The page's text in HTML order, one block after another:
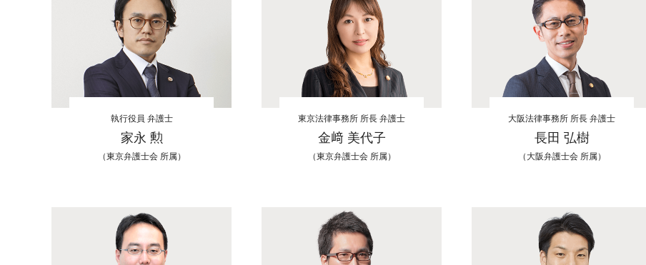
執行役員 弁護士
家永 勲
（東京弁護士会 所属）
東京法律事務所 所長 弁護士
金﨑 美代子
（東京弁護士会 所属）
大阪法律事務所 所長 弁護士
長田 弘樹
（大阪弁護士会 所属）